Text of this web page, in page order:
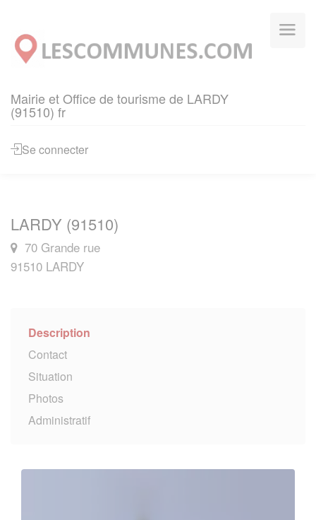
Mairie et Office de tourisme de LARDY
(91510) fr
Se connecter
LARDY (91510)
70 Grande rue
91510 LARDY
Description
Contact
Situation
Photos
Administratif